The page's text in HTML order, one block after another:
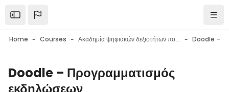
Open the sidebar
Home Courses Ακαδημία ψηφιακών δεξιοτήτων πολιτών
Blocks
Doodle – Προγραμματισμός